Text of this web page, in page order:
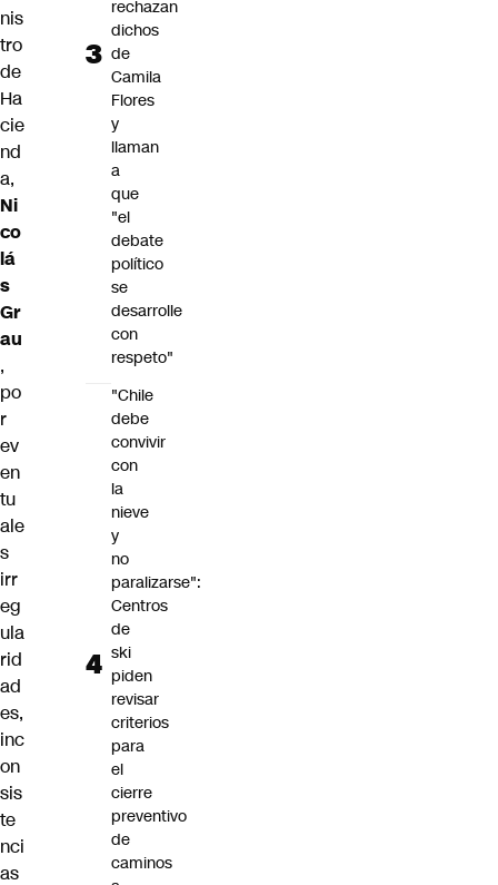
nis
tro
de
Ha
cie
nd
a,
Ni
co
lá
s
Gr
au
,
po
r
ev
en
tu
ale
s
irr
eg
ula
rid
ad
es,
inc
on
sis
te
nci
as
rechazan
dichos
de
Camila
Flores
y
llaman
a
que
"el
debate
político
se
desarrolle
con
respeto"
"Chile
debe
convivir
con
la
nieve
y
no
paralizarse":
Centros
de
ski
piden
revisar
criterios
para
el
cierre
preventivo
de
caminos